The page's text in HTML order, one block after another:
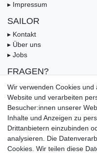
▸ Impressum
SAILOR
▸ Kontakt
▸ Über uns
▸ Jobs
FRAGEN?
▸ FAQ
▸ Zahlungsarten
▸ Versandbedingungen
▸ Gutschein
UNSERE
Wir verwenden Cookies
Website und verarbeiten
Besucher:innen unserer
Inhalte und Anzeigen zu
Drittanbietern einzubinden
analysieren. Die
Cookies. Wir teilen diese